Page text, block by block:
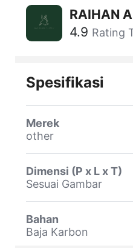
RAIHAN
4.9 Rating
Spesifikasi
Merek
other
Dimensi (P x L x T)
Sesuai Gambar
Bahan
Baja Karbon